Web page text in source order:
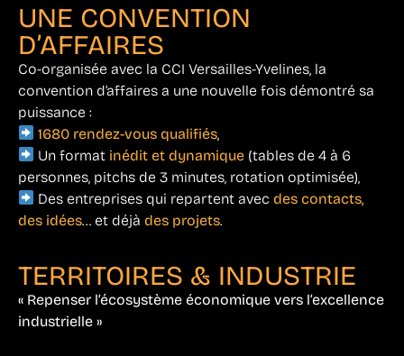
UNE CONVENTION
D’AFFAIRES
Co-organisée avec la CCI Versailles-Yvelines, la
convention d’affaires a une nouvelle fois démontré sa
puissance :
1680 rendez-vous qualifiés,
Un format inédit et dynamique (tables de 4 à 6
personnes, pitchs de 3 minutes, rotation optimisée),
Des entreprises qui repartent avecdes contacts,
des idées… et déjà des projets.
TERRITOIRES & INDUSTRIE
« Repenser l’écosystème économique vers l’excellence
industrielle »